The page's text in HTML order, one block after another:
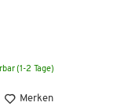
(1-2 Tage)
Merken